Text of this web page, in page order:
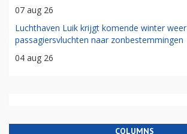
07 aug 26
Luchthaven Luik krijgt komende winter weer
passagiersvluchten naar zonbestemmingen
04 aug 26
COLUMNS